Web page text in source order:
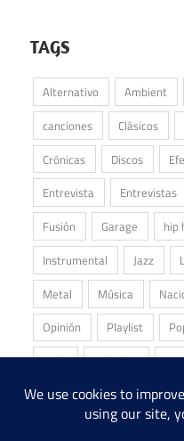
TAGS
Alternativo Ambient
canciones
Clásicos
Crónicas
Discos
Entrevista
Entrevistas
Fusión
Garage hip
Instrumental
Jazz
Metal
Música
Opinión
Playlist
Punk
Reliquias
Stoner
Underground